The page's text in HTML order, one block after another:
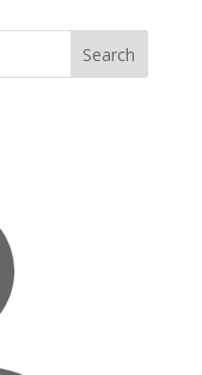
Search